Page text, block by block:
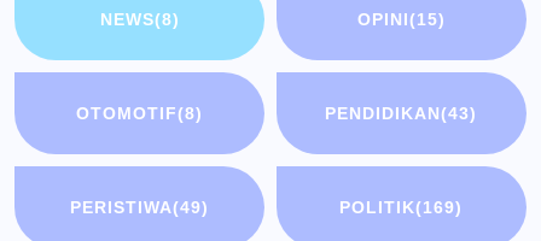
NEWS(8) OPINI(15)
OTOMOTIF(8) PENDIDIKAN(43)
PERISTIWA(49) POLITIK(169)